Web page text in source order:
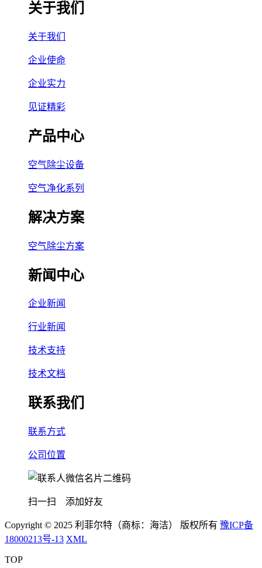
关于我们
关于我们
企业使命
企业实力
见证精彩
产品中心
空气除尘设备
空气净化系列
解决方案
空气除尘方案
新闻中心
企业新闻
行业新闻
技术支持
技术文档
联系我们
联系方式
公司位置
扫一扫 添加好友
Copyright © 2025 利菲尔特（商标：海洁） 版权所有 豫ICP备
18000213号-13 XML
TOP